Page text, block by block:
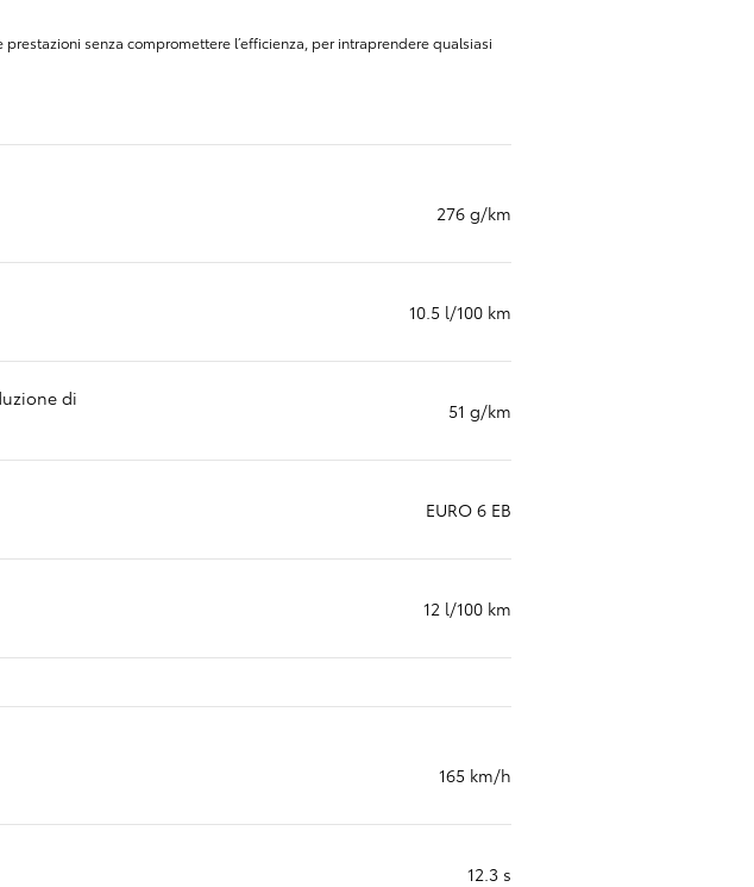
Mirai
senza compromettere l’efficienza, per intraprendere qualsiasi
276 g/km
10.5 l/100 km
di
51 g/km
EURO 6 EB
12 l/100 km
165 km/h
12.3 s